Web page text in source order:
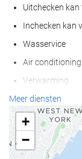
Uitchecken
Inchecken kan
Wasservice
Air conditioning
Verwarming
Lift
Mensen met
Aanpassingen
Aanpassingen
Meer diensten
+
−